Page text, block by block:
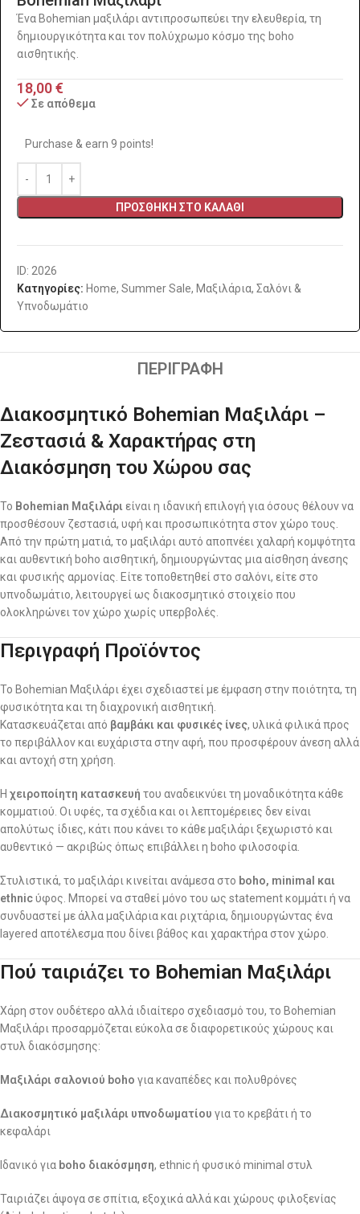
Ένα Bohemian μαξιλάρι αντιπροσωπεύει την ελευθερία, τη
δημιουργικότητα και τον πολύχρωμο κόσμο της boho
αισθητικής.
18,00€
Σε απόθεμα
Purchase & earn 9 points!
ΠΡΟΣΘΉΚΗ ΣΤΟ ΚΑΛΆΘΙ
ID: 2026
Κατηγορίες: Home, Summer Sale, Μαξιλάρια, Σαλόνι &
Υπνοδωμάτιο
ΠΕΡΙΓΡΑΦΉ
Διακοσμητικό Bohemian Μαξιλάρι –
Ζεστασιά & Χαρακτήρας στη
Διακόσμηση του Χώρου σας
Το Bohemian Μαξιλάρι είναι η ιδανική επιλογή για όσους θέλουν να
προσθέσουν ζεστασιά, υφή και προσωπικότητα στον χώρο τους.
Από την πρώτη ματιά, το μαξιλάρι αυτό αποπνέει χαλαρή κομψότητα
και αυθεντική boho αισθητική, δημιουργώντας μια αίσθηση άνεσης
και φυσικής αρμονίας. Είτε τοποθετηθεί στο σαλόνι, είτε στο
υπνοδωμάτιο, λειτουργεί ως διακοσμητικό στοιχείο που
ολοκληρώνει τον χώρο χωρίς υπερβολές.
Περιγραφή Προϊόντος
Το Bohemian Μαξιλάρι έχει σχεδιαστεί με έμφαση στην ποιότητα, τη
φυσικότητα και τη διαχρονική αισθητική.
Κατασκευάζεται από βαμβάκι και φυσικές ίνες, υλικά φιλικά προς
το περιβάλλον και ευχάριστα στην αφή, που προσφέρουν άνεση αλλά
και αντοχή στη χρήση.
Η χειροποίητη κατασκευή του αναδεικνύει τη μοναδικότητα κάθε
κομματιού. Οι υφές, τα σχέδια και οι λεπτομέρειες δεν είναι
απολύτως ίδιες, κάτι που κάνει το κάθε μαξιλάρι ξεχωριστό και
αυθεντικό — ακριβώς όπως επιβάλλει η boho φιλοσοφία.
Στυλιστικά, το μαξιλάρι κινείται ανάμεσα στο boho, minimal και
ethnicύφος. Μπορεί να σταθεί μόνο του ως statement κομμάτι ή να
συνδυαστεί με άλλα μαξιλάρια και ριχτάρια, δημιουργώντας ένα
layered αποτέλεσμα που δίνει βάθος και χαρακτήρα στον χώρο.
Πού ταιριάζει το Bohemian Μαξιλάρι
Χάρη στον ουδέτερο αλλά ιδιαίτερο σχεδιασμό του, το Bohemian
Μαξιλάρι προσαρμόζεται εύκολα σε διαφορετικούς χώρους και
στυλ διακόσμησης:
Μαξιλάρι σαλονιού boho για καναπέδες και πολυθρόνες
Διακοσμητικό μαξιλάρι υπνοδωματίου για το κρεβάτι ή το
κεφαλάρι
Ιδανικό για boho διακόσμηση, ethnic ή φυσικό minimal στυλ
Ταιριάζει άψογα σε σπίτια, εξοχικά αλλά και χώρους φιλοξενίας